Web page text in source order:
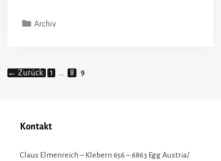
Kategorien
Archiv
← Zurück Seite
1 … Seite
8 Seite
9
Kontakt
Claus Elmenreich – Klebern 656 – 6863 Egg Austria/